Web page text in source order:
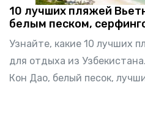
10 лучших пляжей
белым песком,
Узнайте, какие 10 лучших
для отдыха из
Кон Дао, белый песок,